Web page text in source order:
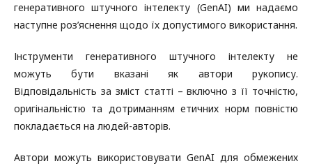
генеративного штучного інтелекту (GenAI) ми надаємо
наступне роз’яснення щодо їх допустимого використання.
Інструменти генеративного штучного інтелекту не
можуть бути вказані як автори рукопису.
Відповідальність за зміст статті – включно з її точністю,
оригінальністю та дотриманням етичних норм повністю
покладається на людей-авторів.
Автори можуть використовувати GenAI для обмежених